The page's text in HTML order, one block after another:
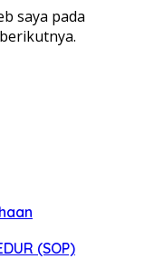
saya pada
(SOP)